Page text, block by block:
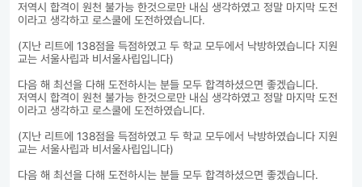
저역시 합격이 원천 불가능 한것으로만 내심 생각하였고 정말 마지막 도전
이라고 생각하고 로스쿨에 도전하였습니다.
(지난 리트에 138점을 득점하였고 두 학교 모두에서 낙방하였습니다 지원
교는 서울사립과 비서울사립입니다)
다음 해 최선을 다해 도전하시는 분들 모두 합격하셨으면 좋겠습니다.
저역시 합격이 원천 불가능 한것으로만 내심 생각하였고 정말 마지막 도전
이라고 생각하고 로스쿨에 도전하였습니다.
(지난 리트에 138점을 득점하였고 두 학교 모두에서 낙방하였습니다 지원
교는 서울사립과 비서울사립입니다)